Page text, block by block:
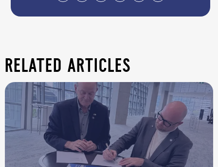
related articles